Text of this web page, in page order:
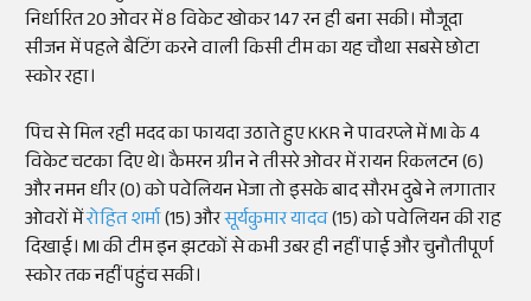
निर्धारित 20 ओवर में 8 विकेट खोकर 147 रन ही बना सकी। मौजूदा
सीजन में पहले बैटिंग करने वाली किसी टीम का यह चौथा सबसे छोटा
स्कोर रहा।
पिच से मिल रही मदद का फायदा उठाते हुए KKR ने पावरप्ले में MI के 4
विकेट चटका दिए थे। कैमरन ग्रीन ने तीसरे ओवर में रायन रिकलटन (6)
और नमन धीर (0) को पवेलियन भेजा तो इसके बाद सौरभ दुबे ने लगातार
ओवरों मेंरोहित शर्मा(15) औरसूर्यकुमार यादव(15) को पवेलियन की राह
दिखाई। MI की टीम इन झटकों से कभी उबर ही नहीं पाई और चुनौतीपूर्ण
स्कोर तक नहीं पहुंच सकी।